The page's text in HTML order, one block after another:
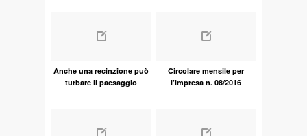
Anche una recinzione può
turbare il paesaggio
Circolare mensile per
l’impresa n. 08/2016